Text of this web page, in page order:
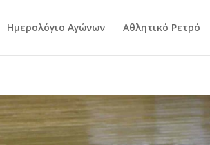
Ημερολόγιο Αγώνων Αθλητικό Ρετρό